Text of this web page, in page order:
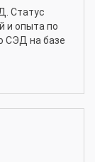
Статус
и опыта по
СЭД на базе